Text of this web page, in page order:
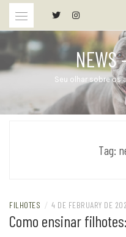
Skip
content
NEWS
Seu olhar sobre os
Tag:
FILHOTES / 4 DE FEBRUARY DE
Como ensinar